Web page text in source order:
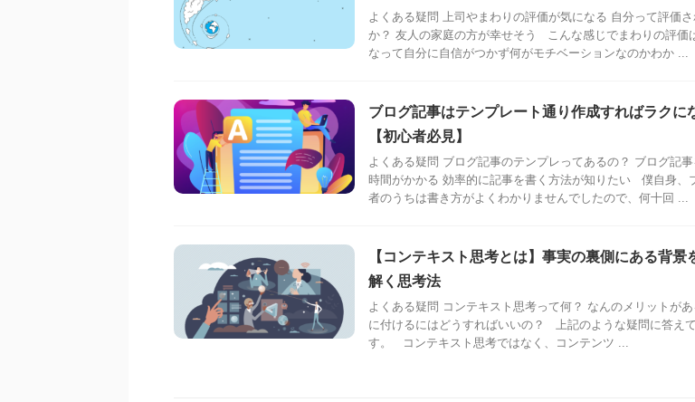
よくある疑問 上司やまわりの評価が気になる 自分って評価
か？ 友人の家庭の方が幸せそう こんな感じでまわりの評価
なって自分に自信がつかず何がモチベーションなのかわか ...
ブログ記事はテンプレート通り作成すればラクに
【初心者必見】
よくある疑問 ブログ記事のテンプレってあるの？ ブログ記
時間がかかる 効率的に記事を書く方法が知りたい 僕自身、
者のうちは書き方がよくわかりませんでしたので、何十回 ...
【コンテキスト思考とは】事実の裏側にある背景
解く思考法
よくある疑問 コンテキスト思考って何？ なんのメリットが
に付けるにはどうすればいいの？ 上記のような疑問に答え
す。 コンテキスト思考ではなく、コンテンツ ...